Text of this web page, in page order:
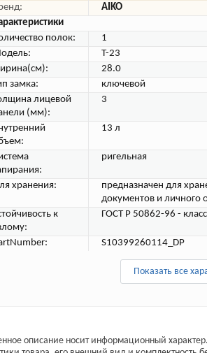
AIKO
полок:
1
Т-23
28.0
замка:
ключевой
лицевой
(мм):
3
13 л
ригельная
хранения:
предназначен для
документов и личного
к
ГОСТ Р 50862-96 -
S10399260114_DP
Показать все
описание носит информационный